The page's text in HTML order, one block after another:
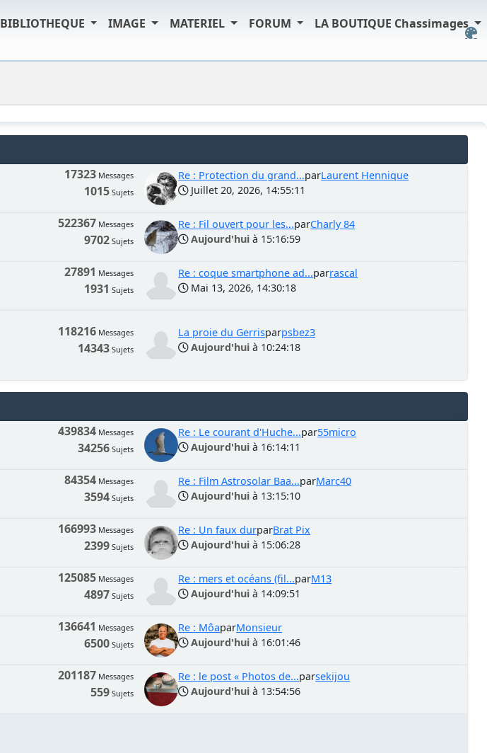
BIBLIOTHEQUE IMAGE MATERIEL FORUM LA BOUTIQUE Chassimages
17323 Messages
1015 Sujets
Re : Protection du grand...parLaurent Hennique
Juillet 20, 2026, 14:55:11
522367 Messages
9702 Sujets
Re : Fil ouvert pour les...parCharly 84
Aujourd'hui à 15:16:59
27891 Messages
1931 Sujets
Re : coque smartphone ad...parrascal
Mai 13, 2026, 14:30:18
118216 Messages
14343 Sujets
La proie du Gerrisparpsbez3
Aujourd'hui à 10:24:18
439834 Messages
34256 Sujets
Re : Le courant d'Huche...par55micro
Aujourd'hui à 16:14:11
84354 Messages
3594 Sujets
Re : Film Astrosolar Baa...parMarc40
Aujourd'hui à 13:15:10
166993 Messages
2399 Sujets
Re : Un faux durparBrat Pix
Aujourd'hui à 15:06:28
125085 Messages
4897 Sujets
Re : mers et océans (fil...parM13
Aujourd'hui à 14:09:51
136641 Messages
6500 Sujets
Re : MôaparMonsieur
Aujourd'hui à 16:01:46
201187 Messages
559 Sujets
Re : le post « Photos de...parsekijou
Aujourd'hui à 13:54:56